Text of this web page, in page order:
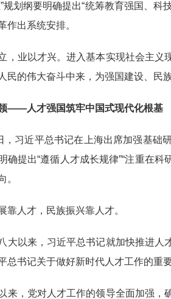
划纲要明确提出“统筹教育强国、科
作出系统安排。
业以才兴。进入基本实现社会主义
民的伟大奋斗中来，为强国建设、民
——人才强国筑牢中国式现代化根基
近平总书记在上海出席加强基础研
确提出“遵循人才成长规律”“注重在
。
人才，民族振兴靠人才。
以来，习近平总书记就加快推进人才
总书记关于做好新时代人才工作的重
，党对人才工作的领导全面加强，